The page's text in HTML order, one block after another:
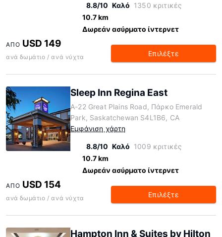
8.8/10 Καλό 1350 κριτικές
10.7 km
Δωρεάν ασύρματο ίντερνετ
ΑΠΌ USD 149
ανά δωμάτιο / ανά νύχτα Επιλέξτε
Sleep Inn Regina East
A-22 Great Plains Road, Πάρκο Emerald
Park, Saskatchewan S4L1B6, CA
Εμφάνιση χάρτη
8.8/10 Καλό 1009 κριτικές
10.7 km
Δωρεάν ασύρματο ίντερνετ
ΑΠΌ USD 154
ανά δωμάτιο / ανά νύχτα Επιλέξτε
Hampton Inn & Suites by Hilton